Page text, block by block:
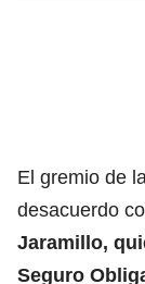
El gremio de
desacuerdo
Jaramillo,
Seguro